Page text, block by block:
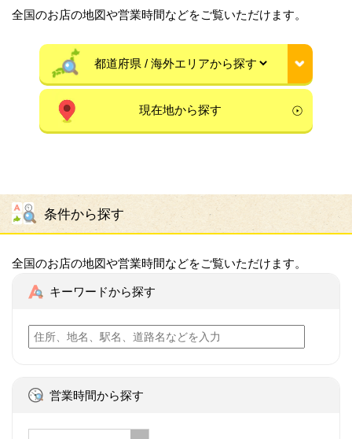
全国のお店の地図や営業時間などをご覧いただけます。
現在地から探す
条件から探す
全国のお店の地図や営業時間などをご覧いただけます。
キーワードから探す
営業時間から探す